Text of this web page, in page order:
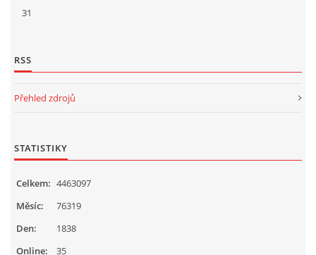
31
RSS
Přehled zdrojů
STATISTIKY
Online: 35
Celkem: 4463097
Měsíc:
76319
Den:
1838